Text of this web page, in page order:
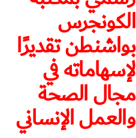
الكونجرس
بواشنطن تقديرًا
لإسهاماته في
مجال الصحة
والعمل الإنساني